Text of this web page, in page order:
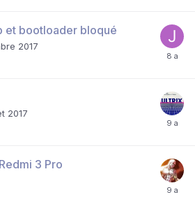
et bootloader bloqué
2017
2017
3 Pro